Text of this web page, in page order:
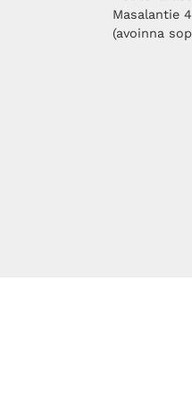
Masalantie
(avoinna